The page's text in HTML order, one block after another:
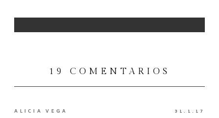
19 COMENTARIOS
ALICIA VEGA
31.1.17